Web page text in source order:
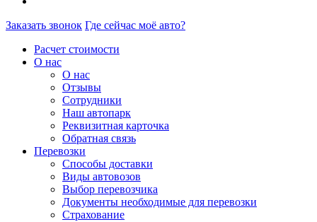
Заказать звонок Где сейчас моё авто?
Расчет стоимости
О нас
О нас
Отзывы
Сотрудники
Наш автопарк
Реквизитная карточка
Обратная связь
Перевозки
Способы доставки
Виды автовозов
Выбор перевозчика
Документы необходимые для перевозки
Страхование